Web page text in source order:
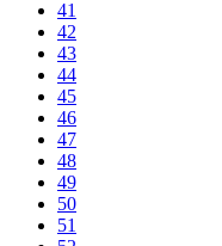
41
42
43
44
45
46
47
48
49
50
51